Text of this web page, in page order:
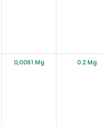
0,0061 Mg 0.2 Mg